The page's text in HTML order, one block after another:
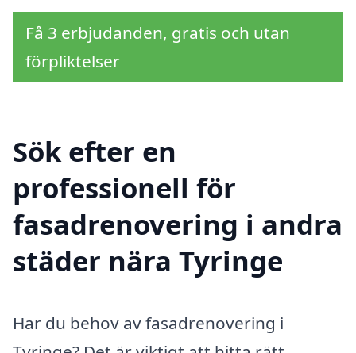
Få 3 erbjudanden, gratis och utan
förpliktelser
Sök efter en
professionell för
fasadrenovering i andra
städer nära Tyringe
Har du behov av fasadrenovering i